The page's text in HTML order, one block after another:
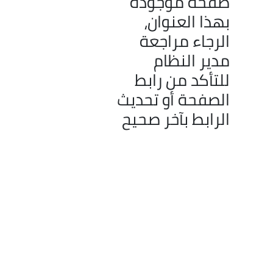
بهذا العنوان،
الرجاء مراجعة
مدير النظام
للتأكد من رابط
الصفحة أو تحديث
الرابط بآخر صحيح